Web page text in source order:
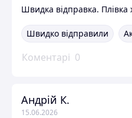
Швидка відправка.
Швидко відправили
Коментарі 0
Андрій К.
15.06.2026